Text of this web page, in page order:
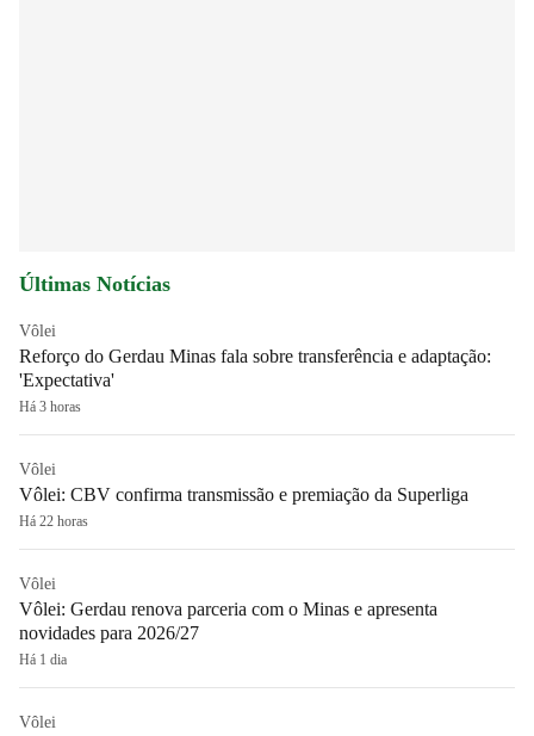
Últimas Notícias
Vôlei
Reforço do Gerdau Minas fala sobre transferência e adaptação:
'Expectativa'
Há 3 horas
Vôlei
Vôlei: CBV confirma transmissão e premiação da Superliga
Há 22 horas
Vôlei
Vôlei: Gerdau renova parceria com o Minas e apresenta
novidades para 2026/27
Há 1 dia
Vôlei